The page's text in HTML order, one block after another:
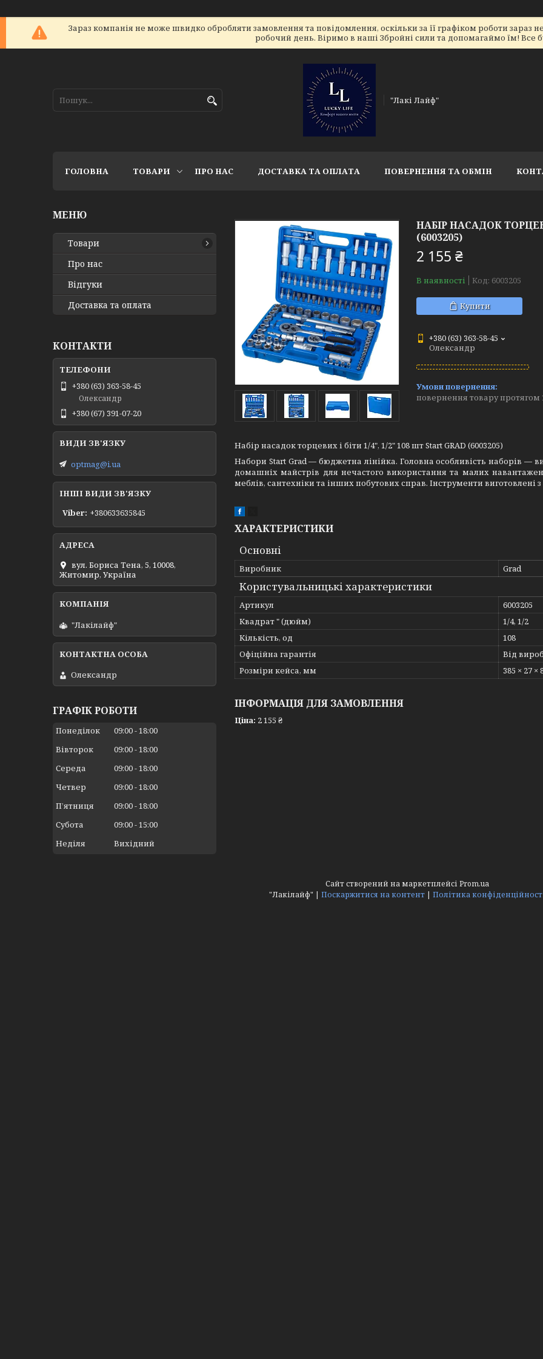
Зараз компанія не може швидко обробляти замовлення та повідомлення, оскільки за її графіком роботи
робочий день. Віримо в наші Збройні сили та допомагаймо їм! Все
"Лакі Лайф"
ГОЛОВНА ТОВАРИ ПРО НАС ДОСТАВКА ТА ОПЛАТА ПОВЕРНЕННЯ ТА ОБМІН
НАБІР НАСАДОК
(6003205)
2 155 ₴
В наявності Код: 6003205
Купити
+380 (63) 363-58-45
Олександр
повернення товару протягом
Набір насадок торцевих і біти 1/4", 1/2" 108 шт Start GRAD (6003205)
Набори Start Grad — бюджетна лінійка. Головна особливість наборів —
домашніх майстрів для нечастого використання та малих
меблів, сантехніки та інших побутових справ. Інструменти виготовлені
ХАРАКТЕРИСТИКИ
Основні
Виробник Grad
Користувальницькі характеристики
Артикул
6003205
Квадрат " (дюйм)
1/4, 1/2
Кількість, од
108
Офіційна гарантія
Від
Розміри кейса, мм
385 × 27 ×
ІНФОРМАЦІЯ ДЛЯ ЗАМОВЛЕННЯ
Ціна: 2 155 ₴
Товари
Про нас
Відгуки
Доставка та оплата
КОНТАКТИ
+380 (63) 363-58-45
Олександр
+380 (67) 391-07-20
optmag@i.ua
ІНШІ ВИДИ ЗВ'ЯЗКУ
Viber +380633635845
вул. Бориса Тена, 5, 10008,
Житомир, Україна
"Лакілайф"
Олександр
ГРАФІК РОБОТИ
Понеділок 09:00 18:00
Вівторок
09:00 18:00
Середа
09:00 18:00
Четвер
09:00 18:00
Пʼятниця
09:00 18:00
Субота
09:00 15:00
Неділя
Вихідний
Сайт створений на маркетплейсі Prom.ua
"Лакілайф" | Поскаржитися на контент | Політика